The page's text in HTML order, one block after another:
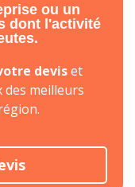
ou un
dont l'activité
deviset
des meilleurs